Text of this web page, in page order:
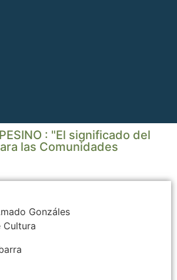
: "El significado del
las Comunidades
Gonzáles
Cultura